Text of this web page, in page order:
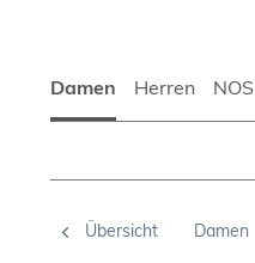
Damen Herren NOS
Übersicht Damen